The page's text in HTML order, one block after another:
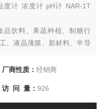
度计 浓度计 pH计 NAR-1T
品饮料、果蔬种植、制糖行
、液晶薄膜、新材料、半导
厂商性质： 经销商
访 问 量： 926